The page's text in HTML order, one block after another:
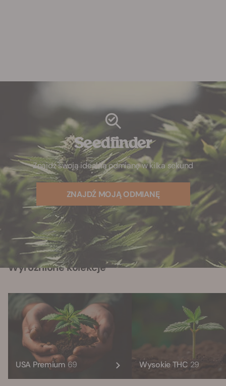
Seedfinder
Znajdź swoją idealną odmianę w kilka sekund
ZNAJDŹ MOJĄ ODMIANĘ
Wyróżnione kolekcje
USA Premium 69 Wysokie THC 29